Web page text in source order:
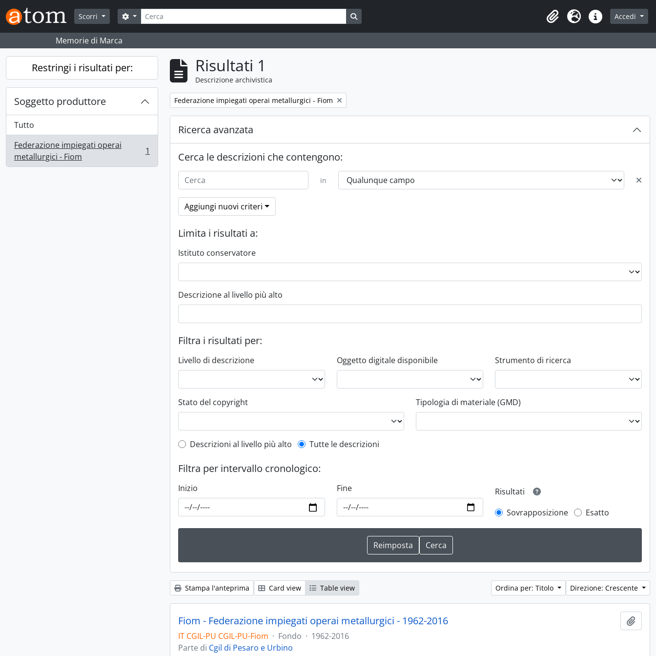
Skip to main content
Scorri
Cerca
Search options
Area di lavoro
Lingua Collegamenti veloci
Accedi
Memorie di Marca
Restringi i risultati per:
Soggetto produttore
Tutto
Federazione impiegati operai
metallurgici - Fiom
, 1 risultati 1
Risultati 1
Descrizione archivistica
Remove filter:
Federazione impiegati operai metallurgici - Fiom
Ricerca avanzata
Cerca le descrizioni che contengono:
in
Aggiungi nuovi criteri
Limita i risultati a:
Istituto conservatore
Descrizione al livello più alto
Filtra i risultati per:
Livello di descrizione Oggetto digitale disponibile Strumento di ricerca
Stato del copyright Tipologia di materiale (GMD)
Top-level description filter
Descrizioni al livello più alto Tutte le descrizioni
Filtra per intervallo cronologico:
Inizio Fine
Risultati
Sovrapposizione
Esatto
Stampa l'anteprima Card view Table view Ordina per: Titolo Direzione: Crescente
Fiom - Federazione impiegati operai metallurgici - 1962-2016
IT CGIL-PU CGIL-PU-Fiom · Fondo · 1962-2016
Parte di Cgil di Pesaro e Urbino